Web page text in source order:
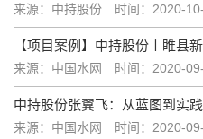
来源：中持股份 时间：2020-
【项目案例】中持股份〡睢县
来源：中国水网 时间：2020-
中持股份张翼飞：从蓝图到实
来源：中国水网 时间：2020-